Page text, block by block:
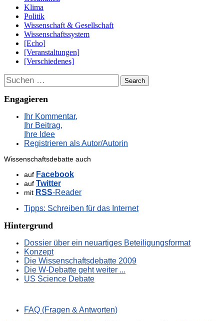
Klima
Politik
Wissenschaft & Gesellschaft
Wissenschaftssystem
[Echo]
[Veranstaltungen]
[Verschiedenes]
Suchen
Engagieren
Ihr Kommentar,
Ihr Beitrag,
Ihre Idee
Registrieren als Autor/Autorin
Wissenschaftsdebatte auch
auf Facebook
auf Twitter
mit RSS-Reader
Tipps: Schreiben für das Internet
Hintergrund
Dossier über ein neuartiges Beteiligungsformat
Konzept
Die Wissenschaftsdebatte 2009
Die W-Debatte geht weiter ...
US Science Debate
FAQ (Fragen & Antworten)